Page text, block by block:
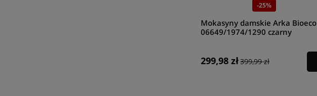
-25%
Mokasyny damskie Arka Bioeco
06649/1974/1290 czarny
299,98 zł399,99 zł